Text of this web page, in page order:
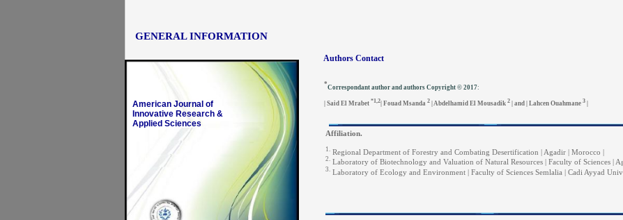
Affiliation.
1.Regional Department of Forestry and Combating Desertification | Agadir | Morocco |
2.Laboratory of Biotechnology and Valuation of Natural Resources | Faculty of Sciences |
3.Laboratory of Ecology and Environment | Faculty of Sciences Semlalia | Cadi Ayyad
*Correspondant author and authors Copyright © 2017:
| Said El Mrabet *1,2| Fouad Msanda 2| Abdelhamid El Mousadik 2| and | Lahcen Ouahmane 3|
GENERAL INFORMATION
American Journal of
Innovative Research &
Applied Sciences
Authors Contact